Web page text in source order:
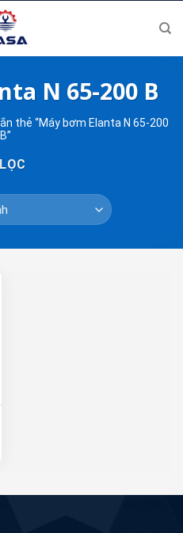
N 65-200 B
thẻ “Máy bơm Elanta N 65-200
B”
LỌC